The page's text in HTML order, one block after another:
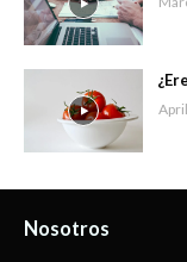
Nosotros